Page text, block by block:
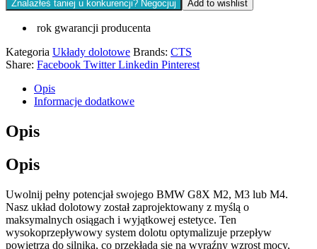
Znalazłeś taniej u konkurencji? Negocjuj
Add to wishlist
rok gwarancji producenta
Kategoria Układy dolotowe Brands: CTS
Share: Facebook Twitter Linkedin Pinterest
Opis
Informacje dodatkowe
Opis
Opis
Uwolnij pełny potencjał swojego BMW G8X M2, M3 lub M4.
Nasz układ dolotowy został zaprojektowany z myślą o
maksymalnych osiągach i wyjątkowej estetyce. Ten
wysokoprzepływowy system dolotu optymalizuje przepływ
powietrza do silnika, co przekłada się na wyraźny wzrost mocy,